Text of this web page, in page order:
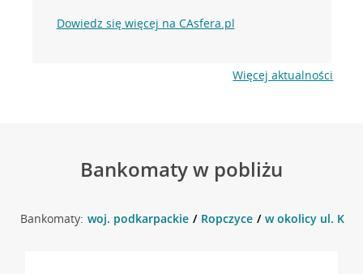
Dowiedz się więcej na CAsfera.pl
Więcej aktualności
Bankomaty w pobliżu
Bankomaty: woj. podkarpackie Ropczyce w okolicy ul.